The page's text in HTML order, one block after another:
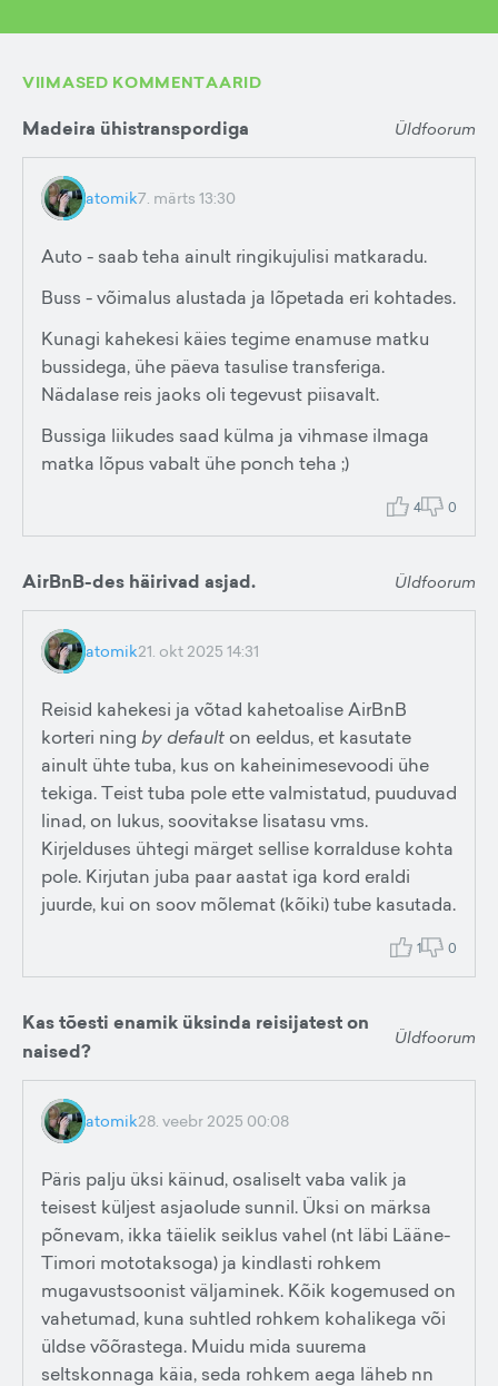
VIIMASED KOMMENTAARID
Madeira ühistranspordiga Üldfoorum
atomik7. märts 13:30
Auto - saab teha ainult ringikujulisi matkaradu.
Buss - võimalus alustada ja lõpetada eri kohtades.
Kunagi kahekesi käies tegime enamuse matku
bussidega, ühe päeva tasulise transferiga.
Nädalase reis jaoks oli tegevust piisavalt.
Bussiga liikudes saad külma ja vihmase ilmaga
matka lõpus vabalt ühe ponch teha ;)
4 0
AirBnB-des häirivad asjad. Üldfoorum
atomik21. okt 2025 14:31
Reisid kahekesi ja võtad kahetoalise AirBnB
korteri ning by default on eeldus, et kasutate
ainult ühte tuba, kus on kaheinimesevoodi ühe
tekiga. Teist tuba pole ette valmistatud, puuduvad
linad, on lukus, soovitakse lisatasu vms.
Kirjelduses ühtegi märget sellise korralduse kohta
pole. Kirjutan juba paar aastat iga kord eraldi
juurde, kui on soov mõlemat (kõiki) tube kasutada.
1 0
Kas tõesti enamik üksinda reisijatest on
naised?
Üldfoorum
atomik28. veebr 2025 00:08
Päris palju üksi käinud, osaliselt vaba valik ja
teisest küljest asjaolude sunnil. Üksi on märksa
põnevam, ikka täielik seiklus vahel (nt läbi Lääne-
Timori mototaksoga) ja kindlasti rohkem
mugavustsoonist väljaminek. Kõik kogemused on
vahetumad, kuna suhtled rohkem kohalikega või
üldse võõrastega. Muidu mida suurema
seltskonnaga käia, seda rohkem aega läheb nn